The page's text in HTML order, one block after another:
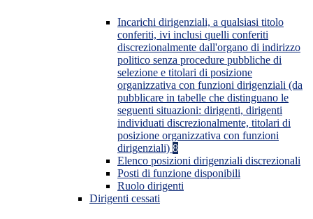
Incarichi dirigenziali, a qualsiasi titolo
conferiti, ivi inclusi quelli conferiti
discrezionalmente dall'organo di indirizzo
politico senza procedure pubbliche di
selezione e titolari di posizione
organizzativa con funzioni dirigenziali (da
pubblicare in tabelle che distinguano le
seguenti situazioni: dirigenti, dirigenti
individuati discrezionalmente, titolari di
posizione organizzativa con funzioni
dirigenziali) 8
Elenco posizioni dirigenziali discrezionali
Posti di funzione disponibili
Ruolo dirigenti
Dirigenti cessati